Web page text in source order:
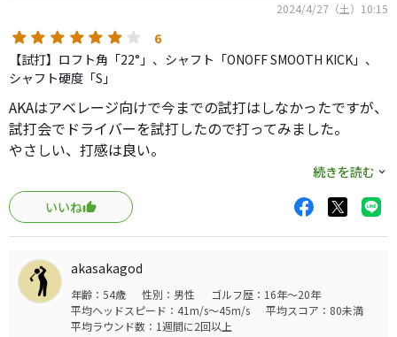
題。そこを弁えて、振らない・疲れないゴルフに徹すれば
いいので、身体に優しいギア。
2024/4/27（土）10:15
6
【試打】ロフト角「22°」、シャフト「ONOFF SMOOTH KICK」、
シャフト硬度「S」
AKAはアベレージ向けで今までの試打はしなかったですが、
試打会でドライバーを試打したので打ってみました。
やさしい、打感は良い。
肘の痛みがあり、カーボンシャフトのアイアンに変更した
ばかりなので今すぐ購入はないが、今後試打したいクラブ
に仲間入りです。
バックフェイスのデサインは前作の方が好みかな
続きを読む
いいね
akasakagod
年齢：54歳 性別：男性
ゴルフ歴：16年～20年
平均ヘッドスピード：41m/s～45m/s
平均スコア：80未満
平均ラウンド数：1週間に2回以上